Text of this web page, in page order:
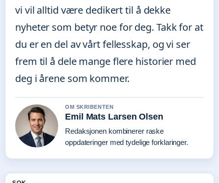
vi vil alltid være dedikert til å dekke
nyheter som betyr noe for deg. Takk for at
du er en del av vårt fellesskap, og vi ser
frem til å dele mange flere historier med
deg i årene som kommer.
OM SKRIBENTEN
Emil Mats Larsen Olsen
Redaksjonen kombinerer raske
oppdateringer med tydelige forklaringer.